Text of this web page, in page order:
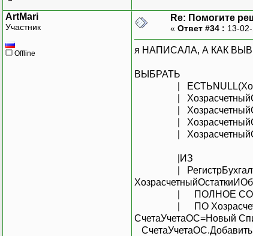
ArtMari
Участник
Offline
Re: Помогите
« Ответ #34 : 13-
я НАПИСАЛА, А КАК
ВЫБРАТЬ
|
|
|
|
|
|ИЗ
|
| ПОЛНОЕ
| ПО
СчетаУчетаОС=Новый